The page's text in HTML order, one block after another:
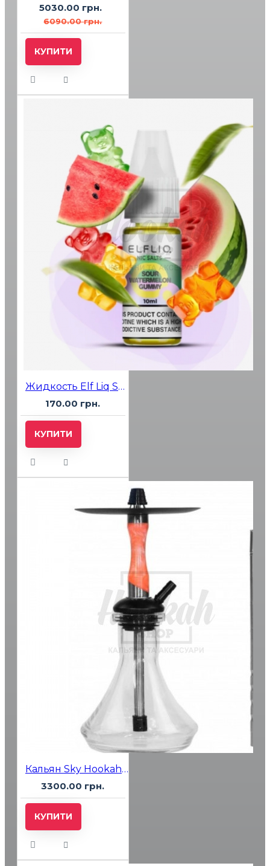
5030.00 грн.
6090.00 грн.
КУПИТИ
Жидкость Elf Liq Sour Watermelon Gummy (Кислые Арбузные Желейки) 10мл 5%
170.00 грн.
КУПИТИ
Кальян Sky Hookah Sdm Ultra Coral
3300.00 грн.
КУПИТИ